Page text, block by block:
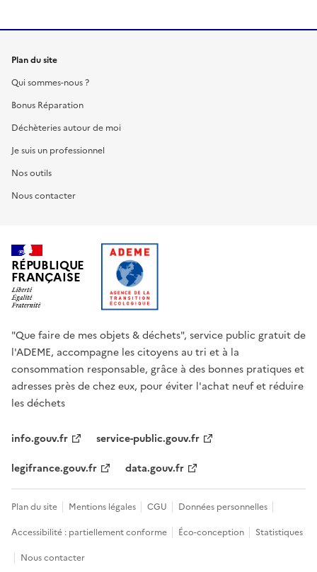
Plan du site
Qui sommes-nous ?
Bonus Réparation
Déchèteries autour de moi
Je suis un professionnel
Nos outils
Nous contacter
RÉPUBLIQUE
FRANÇAISE
"Que faire de mes objets & déchets", service public gratuit de
l'ADEME, accompagne les citoyens au tri et à la
consommation responsable, grâce à des bonnes pratiques et
adresses près de chez eux, pour éviter l'achat neuf et réduire
les déchets
info.gouv.fr
service-public.gouv.fr
legifrance.gouv.fr
data.gouv.fr
Plan du site Mentions légales CGU
Données personnelles
Accessibilité : partiellement conforme
Éco-conception
Statistiques
Nous contacter